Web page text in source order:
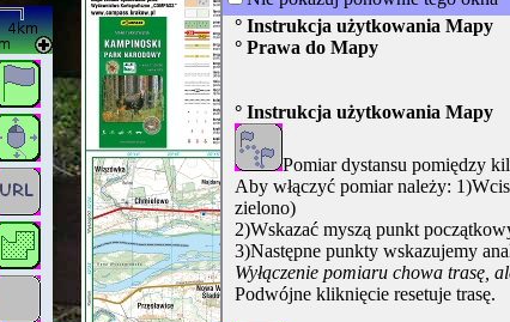
° Instrukcja użytkowania Mapy
° Prawa do Mapy
° Instrukcja użytkowania Mapy
Pomiar dystansu pomiędzy
Aby włączyć pomiar należy:
zielono)
2)Wskazać myszą punkt
3)Następne punkty wskazujemy
Wyłączenie pomiaru chowa trasę,
Podwójne kliknięcie resetuje trasę.